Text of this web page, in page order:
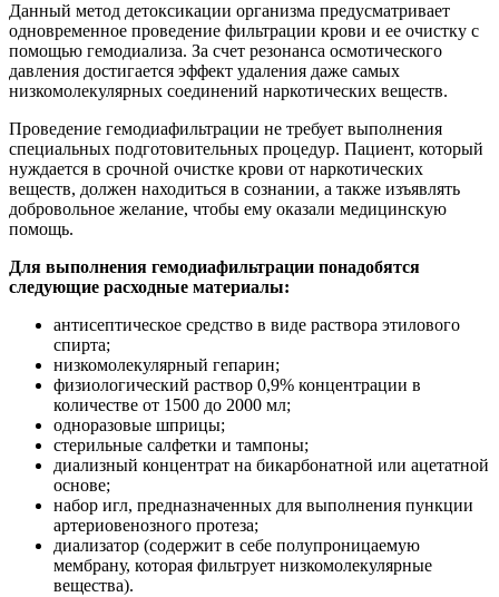
Данный метод детоксикации организма предусматривает
одновременное проведение фильтрации крови и ее очистку с
помощью гемодиализа. За счет резонанса осмотического
давления достигается эффект удаления даже самых
низкомолекулярных соединений наркотических веществ.
Проведение гемодиафильтрации не требует выполнения
специальных подготовительных процедур. Пациент, который
нуждается в срочной очистке крови от наркотических
веществ, должен находиться в сознании, а также изъявлять
добровольное желание, чтобы ему оказали медицинскую
помощь.
Для выполнения гемодиафильтрации понадобятся
следующие расходные материалы:
антисептическое средство в виде раствора этилового
спирта;
низкомолекулярный гепарин;
физиологический раствор 0,9% концентрации в
количестве от 1500 до 2000 мл;
одноразовые шприцы;
стерильные салфетки и тампоны;
диализный концентрат на бикарбонатной или ацетатной
основе;
набор игл, предназначенных для выполнения пункции
артериовенозного протеза;
диализатор (содержит в себе полупроницаемую
мембрану, которая фильтрует низкомолекулярные
вещества).